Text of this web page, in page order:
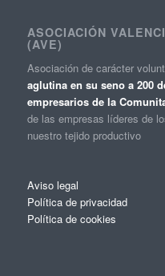
ASOCIACIÓN
(AVE)
Asociación de carácter
aglutina en su seno a 200
empresarios de la
de las empresas líderes de
nuestro tejido productivo
Aviso legal
Política de privacidad
Política de cookies